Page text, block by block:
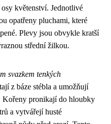
květenství. Jednotlivé
opatřeny pluchami, které
Plevy jsou obvykle kratší
střední žilkou.
svazkem tenkých
z báze stébla a umožňují
Kořeny pronikají do hloubky
a vytvářejí husté